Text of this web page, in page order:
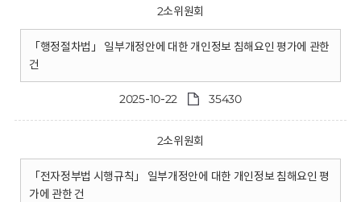
2소위원회
「행정절차법」 일부개정안에 대한 개인정보 침해요인 평가에 관한
건
2025-10-22 35430
2소위원회
「전자정부법 시행규칙」 일부개정안에 대한 개인정보 침해요인 평
가에 관한 건